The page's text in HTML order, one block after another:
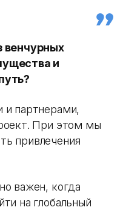
венчурных
и
партнерами,
При этом мы
привлечения
важен, когда
на глобальный